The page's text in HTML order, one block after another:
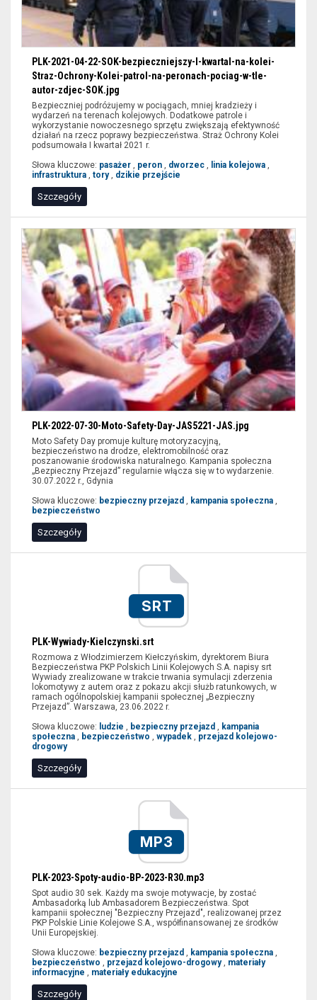
PLK-2021-04-22-SOK-bezpieczniejszy-I-kwartal-na-kolei-
Straz-Ochrony-Kolei-patrol-na-peronach-pociag-w-tle-
autor-zdjec-SOK.jpg
Bezpieczniej podróżujemy w pociągach, mniej kradzieży i
wydarzeń na terenach kolejowych. Dodatkowe patrole i
wykorzystanie nowoczesnego sprzętu zwiększają efektywność
działań na rzecz poprawy bezpieczeństwa. Straż Ochrony Kolei
podsumowała I kwartał 2021 r.
Słowa kluczowe: pasażer peron dworzec linia kolejowa
infrastruktura
tory dzikie przejście
Szczegóły
PLK-2022-07-30-Moto-Safety-Day-JAS5221-JAS.jpg
Moto Safety Day promuje kulturę motoryzacyjną,
bezpieczeństwo na drodze, elektromobilność oraz
poszanowanie środowiska naturalnego. Kampania społeczna
„Bezpieczny Przejazd” regularnie włącza się w to wydarzenie.
30.07.2022 r., Gdynia
Słowa kluczowe: bezpieczny przejazd , kampania społeczna ,
bezpieczeństwo
Szczegóły
bezpieczny
przejazd,
bezpieczeństwo,
symulacja,
zderzenie,
społeczna,
Kiełczyński
Włodzimierz,
symulacja
napisy
SRT
PLK-Wywiady-Kielczynski.srt
Rozmowa z Włodzimierzem Kiełczyńskim, dyrektorem Biura
Bezpieczeństwa PKP Polskich Linii Kolejowych S.A. napisy srt
Wywiady zrealizowane w trakcie trwania symulacji zderzenia
lokomotywy z autem oraz z pokazu akcji służb ratunkowych, w
ramach ogólnopolskiej kampanii społecznej „Bezpieczny
Przejazd”. Warszawa, 23.06.2022 r.
Słowa kluczowe: ludzie , bezpieczny przejazd , kampania
społeczna , bezpieczeństwo , wypadek , przejazd kolejowo-
drogowy
Szczegóły
bezpieczny
przejazd,
bezpieczeństwo,
materiał
informacyjny,
materiał
edukacyjny,
spot
radiowy,
promocyjny,
ambasadorka
MP3
PLK-2023-Spoty-audio-BP-2023-R30.mp3
Spot audio 30 sek. Każdy ma swoje motywacje, by zostać
Ambasadorką lub Ambasadorem Bezpieczeństwa. Spot
kampanii społecznej "Bezpieczny Przejazd", realizowanej przez
PKP Polskie Linie Kolejowe S.A., współfinansowanej ze środków
Unii Europejskiej.
Słowa kluczowe: bezpieczny przejazd , kampania społeczna ,
bezpieczeństwo , przejazd kolejowo-drogowy, materiały
informacyjne , materiały edukacyjne
Szczegóły